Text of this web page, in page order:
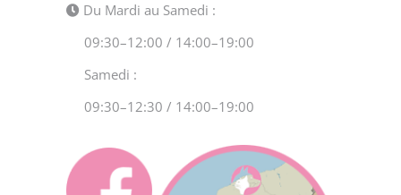
Du Mardi au Samedi :
09:30–12:00 / 14:00–19:00
Samedi :
09:30–12:30 / 14:00–19:00